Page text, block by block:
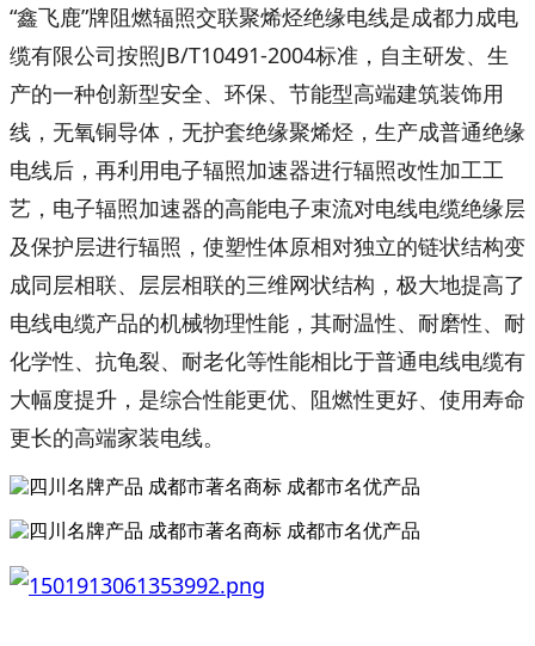
“鑫飞鹿”牌阻燃辐照交联聚烯烃绝缘电线是成都力成电
缆有限公司按照JB/T10491-2004标准，自主研发、生
产的一种创新型安全、环保、节能型高端建筑装饰用
线，无氧铜导体，无护套绝缘聚烯烃，生产成普通绝缘
电线后，再利用电子辐照加速器进行辐照改性加工工
艺，电子辐照加速器的高能电子束流对电线电缆绝缘层
及保护层进行辐照，使塑性体原相对独立的链状结构变
成同层相联、层层相联的三维网状结构，极大地提高了
电线电缆产品的机械物理性能，其耐温性、耐磨性、耐
化学性、抗龟裂、耐老化等性能相比于普通电线电缆有
大幅度提升，是综合性能更优、阻燃性更好、使用寿命
更长的高端家装电线。